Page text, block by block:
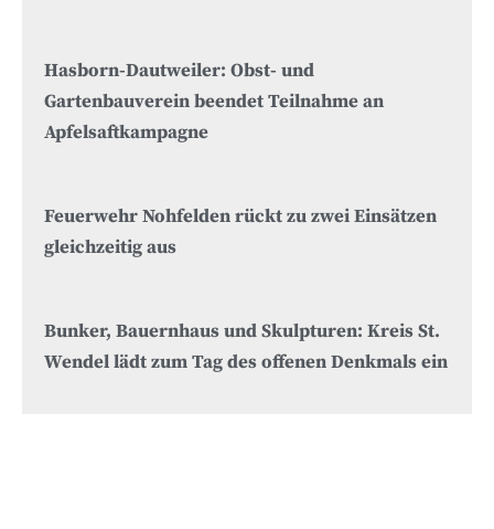
Hasborn-Dautweiler: Obst- und
Gartenbauverein beendet Teilnahme an
Apfelsaftkampagne
Feuerwehr Nohfelden rückt zu zwei Einsätzen
gleichzeitig aus
Bunker, Bauernhaus und Skulpturen: Kreis St.
Wendel lädt zum Tag des offenen Denkmals ein